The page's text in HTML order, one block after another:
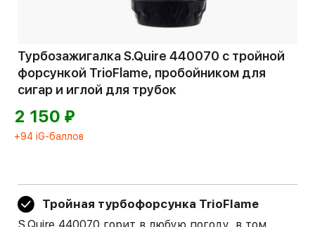
Турбозажигалка S.Quire 440070 с тройной
форсункой TrioFlame, пробойником для
сигар и иглой для трубок
2 150 ⃏
+94 iG-баллов
Тройная турбофорсунка TrioFlame